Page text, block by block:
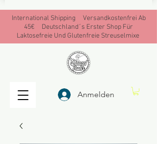
Anmelden
International Shipping Versandkostenfrei Ab
45€ Deutschland´s Erster Shop Für
Laktosefreie Und Glutenfreie Streuselmixe